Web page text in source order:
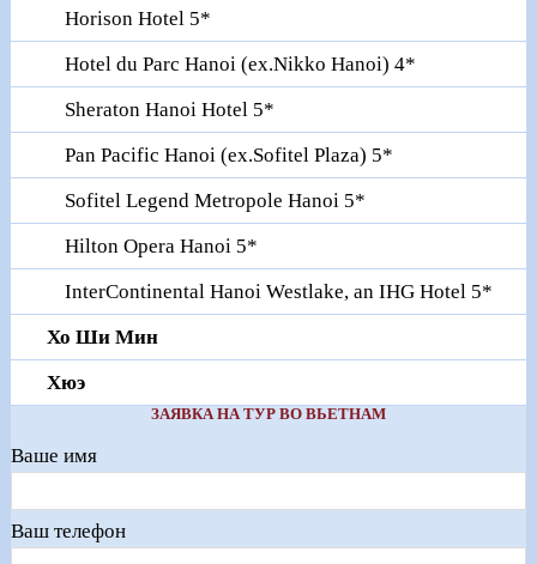
Horison Hotel 5*
Hotel du Parc Hanoi (ex.Nikko Hanoi) 4*
Sheraton Hanoi Hotel 5*
Pan Pacific Hanoi (ex.Sofitel Plaza) 5*
Sofitel Legend Metropole Hanoi 5*
Hilton Opera Hanoi 5*
InterContinental Hanoi Westlake, an IHG Hotel 5*
Хо Ши Мин
Хюэ
ЗАЯВКА НА ТУР ВО ВЬЕТНАМ
Ваше имя
Ваш телефон